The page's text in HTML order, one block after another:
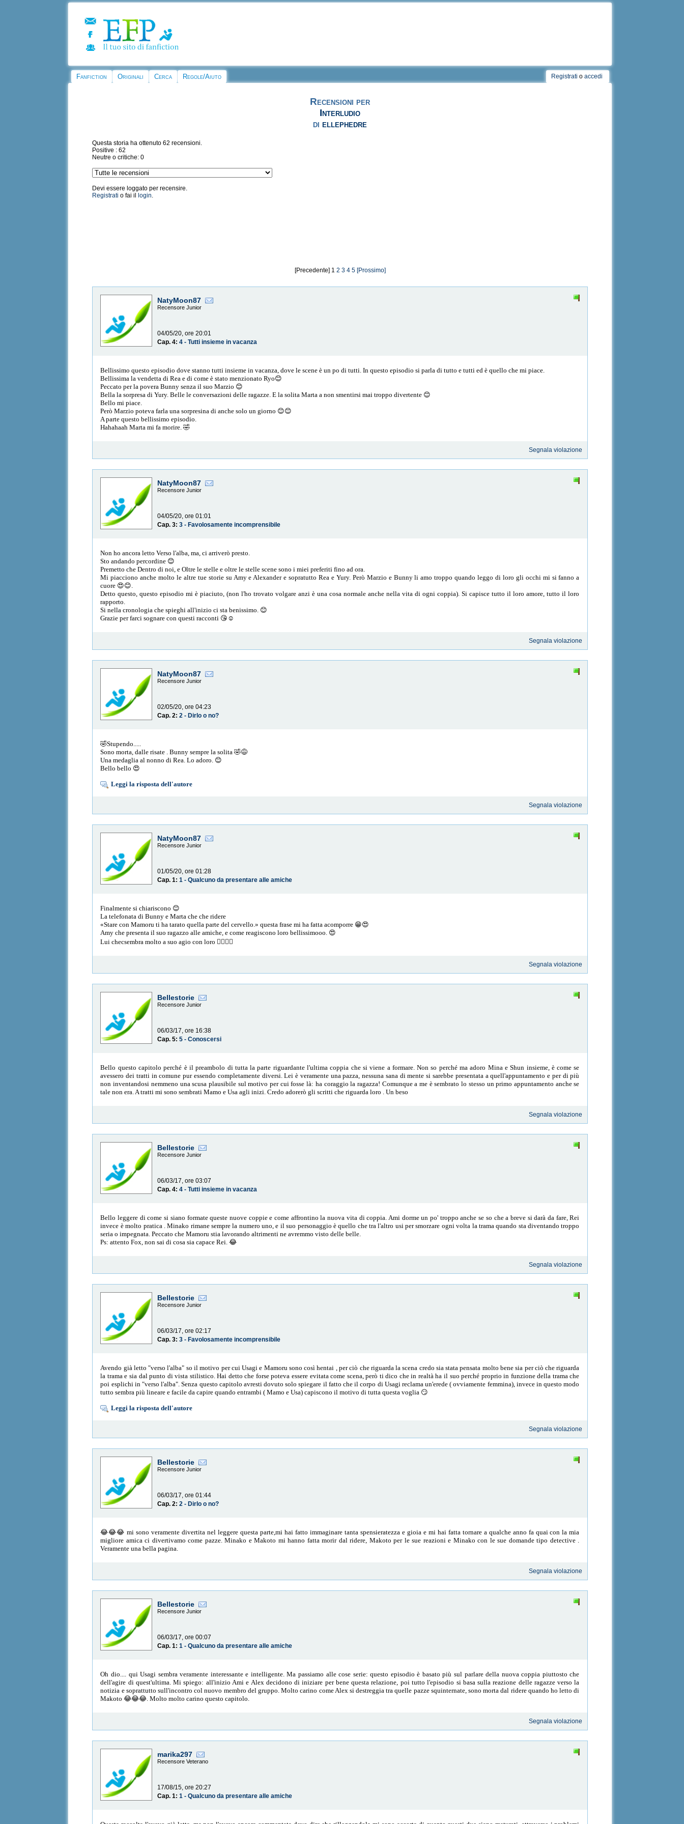
Fanfiction Originali Cerca Regole/Aiuto Registrati o accedi
Recensioni per
Interludio
diellephedre
Questa storia ha ottenuto 62 recensioni.
Positive : 62
Neutre o critiche: 0
Devi essere loggato per recensire.
Registrati o fai il login.
[Precedente] 1 2 3 4 5 [Prossimo]
NatyMoon87
Recensore Junior
04/05/20, ore 20:01
Cap. 4:4 - Tutti insieme in vacanza
Bellissimo questo episodio dove stanno tutti insieme in vacanza, dove le scene è un po di tutti. In questo episodio si parla di tutto e tutti ed è quello che mi piace.
Bellissima la vendetta di Rea e di come è stato menzionato Ryo😊
Peccato per la povera Bunny senza il suo Marzio 😊
Bella la sorpresa di Yury. Belle le conversazioni delle ragazze. E la solita Marta a non smentirsi mai troppo divertente 😊
Bello mi piace.
Però Marzio poteva farla una sorpresina di anche solo un giorno 😊😊
A parte questo bellissimo episodio.
Hahahaah Marta mi fa morire. 🤣
Segnala violazione
NatyMoon87
Recensore Junior
04/05/20, ore 01:01
Cap. 3:3 - Favolosamente incomprensibile
Non ho ancora letto Verso l'alba, ma, ci arriverò presto.
Sto andando percordine 😊
Premetto che Dentro di noi, e Oltre le stelle e oltre le stelle scene sono i miei preferiti fino ad ora.
Mi piacciono anche molto le altre tue storie su Amy e Alexander e sopratutto Rea e Yury. Però Marzio e Bunny li amo troppo quando leggo di loro gli occhi mi si fanno a
cuore 😍😊.
Detto questo, questo episodio mi è piaciuto, (non l'ho trovato volgare anzi è una cosa normale anche nella vita di ogni coppia). Si capisce tutto il loro amore, tutto il loro
rapporto.
Si nella cronologia che spieghi all'inizio ci sta benissimo. 😊
Grazie per farci sognare con questi racconti 😘☺️
Segnala violazione
NatyMoon87
Recensore Junior
02/05/20, ore 04:23
Cap. 2:2 - Dirlo o no?
🤣Stupendo.....
Sono morta, dalle risate . Bunny sempre la solita 🤣😅
Una medaglia al nonno di Rea. Lo adoro. 😊
Bello bello 😍
Leggi la risposta dell'autore
Segnala violazione
NatyMoon87
Recensore Junior
01/05/20, ore 01:28
Cap. 1:1 - Qualcuno da presentare alle amiche
Finalmente si chiariscono 😊
La telefonata di Bunny e Marta che che ridere
«Stare con Mamoru ti ha tarato quella parte del cervello.» questa frase mi ha fatta acomporre 😁😍
Amy che presenta il suo ragazzo alle amiche, e come reagiscono loro bellissimooo. 😍
Lui checsembra molto a suo agio con loro 👍🏻👍🏻
Segnala violazione
Bellestorie
Recensore Junior
06/03/17, ore 16:38
Cap. 5:5 - Conoscersi
Bello questo capitolo perché è il preambolo di tutta la parte riguardante l'ultima coppia che si viene a formare. Non so perché ma adoro Mina e Shun insieme, è come se
avessero dei tratti in comune pur essendo completamente diversi. Lei è veramente una pazza, nessuna sana di mente si sarebbe presentata a quell'appuntamento e per di più
non inventandosi nemmeno una scusa plausibile sul motivo per cui fosse là: ha coraggio la ragazza! Comunque a me è sembrato lo stesso un primo appuntamento anche se
tale non era. A tratti mi sono sembrati Mamo e Usa agli inizi. Credo adorerò gli scritti che riguarda loro . Un beso
Segnala violazione
Bellestorie
Recensore Junior
06/03/17, ore 03:07
Cap. 4:4 - Tutti insieme in vacanza
Bello leggere di come si siano formate queste nuove coppie e come affrontino la nuova vita di coppia. Ami dorme un po' troppo anche se so che a breve si darà da fare, Rei
invece è molto pratica . Minako rimane sempre la numero uno, e il suo personaggio è quello che tra l'altro usi per smorzare ogni volta la trama quando sta diventando troppo
seria o impegnata. Peccato che Mamoru stia lavorando altrimenti ne avremmo visto delle belle.
Ps: attento Fox, non sai di cosa sia capace Rei. 😂
Segnala violazione
Bellestorie
Recensore Junior
06/03/17, ore 02:17
Cap. 3:3 - Favolosamente incomprensibile
Avendo già letto "verso l'alba" so il motivo per cui Usagi e Mamoru sono così hentai , per ciò che riguarda la scena credo sia stata pensata molto bene sia per ciò che riguarda
la trama e sia dal punto di vista stilistico. Hai detto che forse poteva essere evitata come scena, però ti dico che in realtà ha il suo perché proprio in funzione della trama che
poi esplichi in "verso l'alba". Senza questo capitolo avresti dovuto solo spiegare il fatto che il corpo di Usagi reclama un'erede ( ovviamente femmina), invece in questo modo
tutto sembra più lineare e facile da capire quando entrambi ( Mamo e Usa) capiscono il motivo di tutta questa voglia 😏
Leggi la risposta dell'autore
Segnala violazione
Bellestorie
Recensore Junior
06/03/17, ore 01:44
Cap. 2:2 - Dirlo o no?
😂😂😂 mi sono veramente divertita nel leggere questa parte,mi hai fatto immaginare tanta spensieratezza e gioia e mi hai fatta tornare a qualche anno fa quai con la mia
migliore amica ci divertivamo come pazze. Minako e Makoto mi hanno fatta morir dal ridere, Makoto per le sue reazioni e Minako con le sue domande tipo detective .
Veramente una bella pagina.
Segnala violazione
Bellestorie
Recensore Junior
06/03/17, ore 00:07
Cap. 1:1 - Qualcuno da presentare alle amiche
Oh dio.... qui Usagi sembra veramente interessante e intelligente. Ma passiamo alle cose serie: questo episodio è basato più sul parlare della nuova coppia piuttosto che
dell'agire di quest'ultima. Mi spiego: all'inizio Ami e Alex decidono di iniziare per bene questa relazione, poi tutto l'episodio si basa sulla reazione delle ragazze verso la
notizia e soprattutto sull'incontro col nuovo membro del gruppo. Molto carino come Alex si destreggia tra quelle pazze squinternate, sono morta dal ridere quando ho letto di
Makoto 😂😂😂. Molto molto carino questo capitolo.
Segnala violazione
marika297
Recensore Veterano
17/08/15, ore 20:27
Cap. 1:1 - Qualcuno da presentare alle amiche